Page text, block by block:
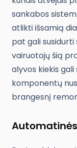
sankabos
atlikti išsamią
pat gali susidurti
vairuotojų šią
alyvos kiekis
komponentų
brangesnį